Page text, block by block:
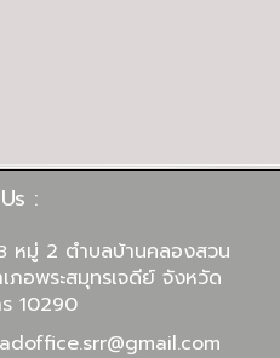
:
หมู่ 2 ตำบลบ้านคลองสวน
ะสมุทรเจดีย์ จังหวัด
10290